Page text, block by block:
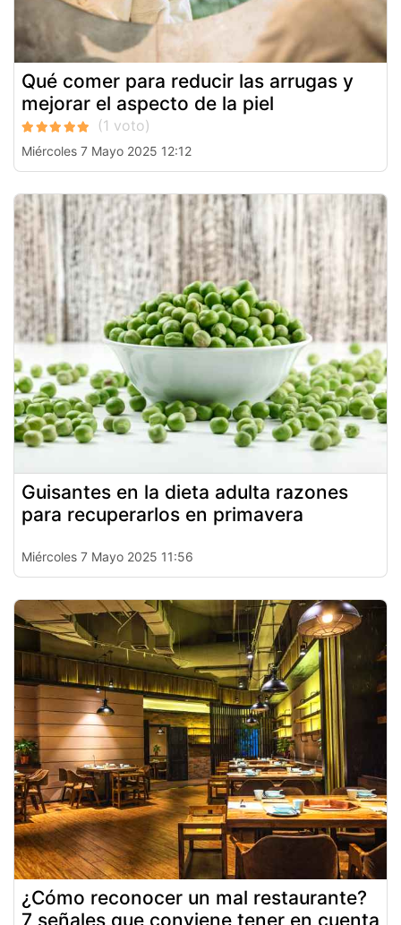
Qué comer para reducir las arrugas y
mejorar el aspecto de la piel
Miércoles 7 Mayo 2025 12:12
Guisantes en la dieta adulta razones
para recuperarlos en primavera
Miércoles 7 Mayo 2025 11:56
¿Cómo reconocer un mal restaurante?
7 señales que conviene tener en cuenta